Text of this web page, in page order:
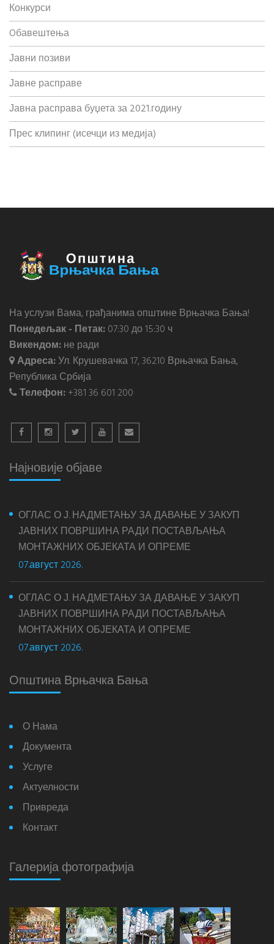
Конкурси
Oбавештења
Јавни позиви
Јавне расправе
Јавна расправа буџета за 2021.годину
Прес клипинг (исечци из медија)
На услузи Вама, грађанима општине Врњачка Бања!
Понедељак - Петак:07:30 до 15:30 ч
Викендом:не ради
Адреса:Ул. Крушевачка 17, 36210 Врњачка Бања,
Република Србија
Телефон:+381 36 601 200
Најновије објаве
ОГЛАС О Ј. НАДМЕТАЊУ ЗА ДАВАЊЕ У ЗАКУП
ЈАВНИХ ПОВРШИНА РАДИ ПОСТАВЉАЊА
МОНТАЖНИХ ОБЈЕКАТА И ОПРЕМЕ
07.август 2026.
ОГЛАС О Ј. НАДМЕТАЊУ ЗА ДАВАЊЕ У ЗАКУП
ЈАВНИХ ПОВРШИНА РАДИ ПОСТАВЉАЊА
МОНТАЖНИХ ОБЈЕКАТА И ОПРЕМЕ
07.август 2026.
Општина Врњачка Бања
О Нама
Документа
Услуге
Актуелности
Привреда
Контакт
Галерија фотографија